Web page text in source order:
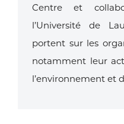
Centre et
l’Université de
portent sur les
notamment leur
l’environnement et